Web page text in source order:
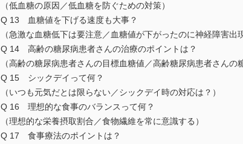
（低血糖の原因／低血糖を防ぐための対策）
Q 13 血糖値を下げる速度も大事？
（急激な血糖低下は要注意／血糖値が下がったのに神経障害出
Q 14 高齢の糖尿病患者さんの治療のポイントは？
（高齢の糖尿病患者さんの目標血糖値／高齢糖尿病患者さんの
Q 15 シックデイって何？
（いつも元気だとは限らない／シックデイ時の対応は？）
Q 16 理想的な食事のバランスって何？
（理想的な栄養摂取割合／食物繊維を常に意識する）
Q 17 食事療法のポイントは？